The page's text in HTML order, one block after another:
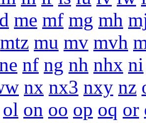
me mf mg mh
mtz mu mv mvh
nf ng nh nhx ni
nx nx3 nxy nz
ol on oo op oq or